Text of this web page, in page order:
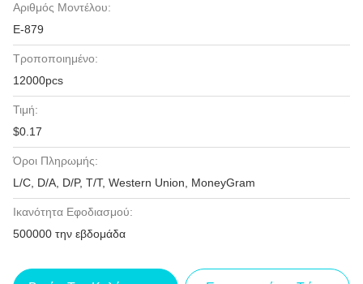
Αριθμός Μοντέλου:
Ε-879
Τροποποιημένο:
12000pcs
Τιμή:
$0.17
Όροι Πληρωμής:
L/C, D/A, D/P, T/T, Western Union, MoneyGram
Ικανότητα Εφοδιασμού:
500000 την εβδομάδα